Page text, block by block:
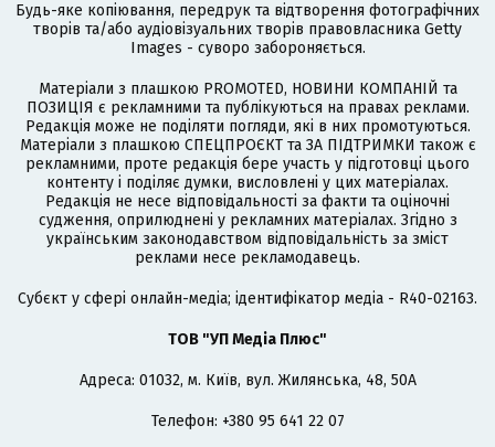
Будь-яке копіювання, передрук та відтворення фотографічних
творів та/або аудіовізуальних творів правовласника Getty
Images - суворо забороняється.
Матеріали з плашкою PROMOTED, НОВИНИ КОМПАНІЙ та
ПОЗИЦІЯ є рекламними та публікуються на правах реклами.
Редакція може не поділяти погляди, які в них промотуються.
Матеріали з плашкою СПЕЦПРОЄКТ та ЗА ПІДТРИМКИ також є
рекламними, проте редакція бере участь у підготовці цього
контенту і поділяє думки, висловлені у цих матеріалах.
Редакція не несе відповідальності за факти та оціночні
судження, оприлюднені у рекламних матеріалах. Згідно з
українським законодавством відповідальність за зміст
реклами несе рекламодавець.
Cубєкт у сфері онлайн-медіа; ідентифікатор медіа - R40-02163.
ТОВ "УП Медіа Плюс"
Адреса: 01032, м. Київ, вул. Жилянська, 48, 50А
Телефон: +380 95 641 22 07